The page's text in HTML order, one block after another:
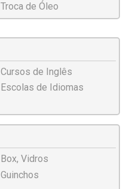
Troca de Óleo
Cursos de Inglês
Escolas de Idiomas
Box, Vidros
Guinchos